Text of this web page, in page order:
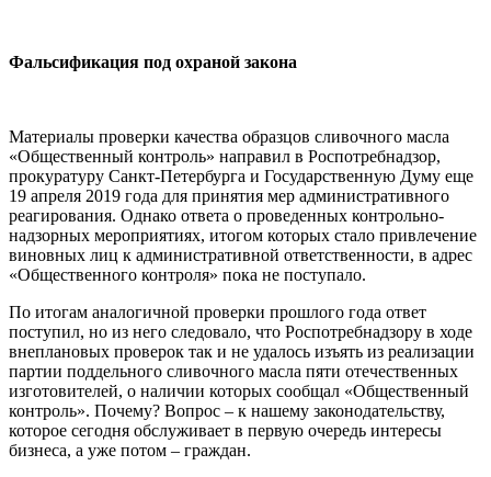
Фальсификация под охраной закона
Материалы проверки качества образцов сливочного масла
«Общественный контроль» направил в Роспотребнадзор,
прокуратуру Санкт-Петербурга и Государственную Думу еще
19 апреля 2019 года для принятия мер административного
реагирования. Однако ответа о проведенных контрольно-
надзорных мероприятиях, итогом которых стало привлечение
виновных лиц к административной ответственности, в адрес
«Общественного контроля» пока не поступало.
По итогам аналогичной проверки прошлого года ответ
поступил, но из него следовало, что Роспотребнадзору в ходе
внеплановых проверок так и не удалось изъять из реализации
партии поддельного сливочного масла пяти отечественных
изготовителей, о наличии которых сообщал «Общественный
контроль». Почему? Вопрос – к нашему законодательству,
которое сегодня обслуживает в первую очередь интересы
бизнеса, а уже потом – граждан.